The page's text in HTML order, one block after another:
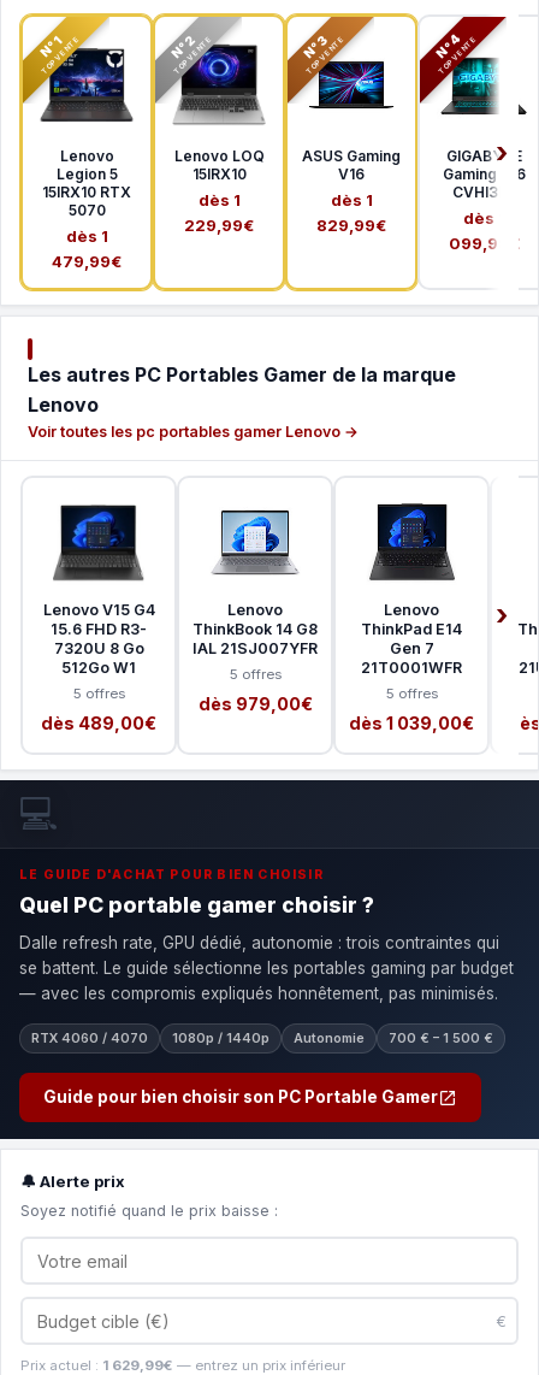
N°1
TOP VENTE
Lenovo
Legion 5
15IRX10 RTX
5070
dès 1
479,99€
N°2
TOP VENTE
Lenovo LOQ
15IRX10
dès 1
229,99€
N°3
TOP VENTE
ASUS Gaming
V16
dès 1
829,99€
N°4
TOP VENTE
GIGABYTE
Gaming A16
CVHI3FR
dès 1
099,99€
Les autres PC Portables Gamer de la marque
Lenovo
Voir toutes les pc portables gamer Lenovo →
Lenovo V15 G4
15.6 FHD R3-
7320U 8 Go
512Go W1
5 offres
dès 489,00€
Lenovo
ThinkBook 14 G8
IAL 21SJ007YFR
5 offres
dès 979,00€
Lenovo
ThinkPad E14
Gen 7
21T0001WFR
5 offres
dès 1 039,00€
💻
LE GUIDE D'ACHAT POUR BIEN CHOISIR
Quel PC portable gamer choisir ?
Dalle refresh rate, GPU dédié, autonomie : trois contraintes qui
se battent. Le guide sélectionne les portables gaming par budget
— avec les compromis expliqués honnêtement, pas minimisés.
RTX 4060 / 4070 1080p / 1440p Autonomie 700 € – 1 500 €
Guide pour bien choisir son PC Portable Gamer
🔔 Alerte prix
Soyez notifié quand le prix baisse :
€
Prix actuel : 1 629,99€ — entrez un prix inférieur